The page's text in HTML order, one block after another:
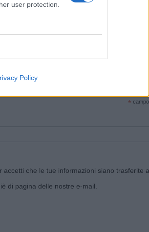
user protection.
Policy
|Segnala
notizie pubblicate sul sito web!
*
che le tue informazioni siano trasferite a
di pagina delle nostre e-mail.